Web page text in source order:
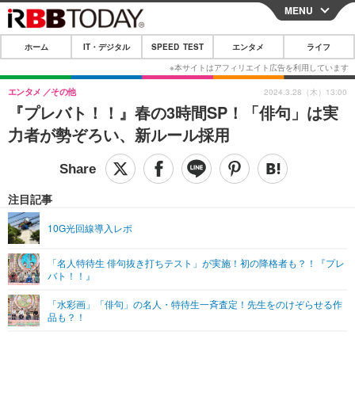
CLOSE
ホーム
IT・デジタル
IT・デジタルTOP スマートフォン
ネタ
ショッピング その他
SPEED TEST
エンタメTOP 映画・ドラマ
グラビア
ショッピング その他
ライフTOP
その他
リリース一覧
プッシュ通知の停止方法
MENU
ホーム IT・デジタル SPEED TEST エンタメ ライフ
『プレバト！！』春の3時間SP！「俳句」は実
力者が勢ぞろい、新ルール採用
エンタメ その他
注目記事
10G光回線導入レポ
「名人特待生 俳句抜き打ちテスト」が実施！初の降格者も？！『プレ
バト！！』
「水彩画」「俳句」の名人・特待生一斉査定！先生をのけぞらせる作
品も？！
2024.3.28（木）13:00